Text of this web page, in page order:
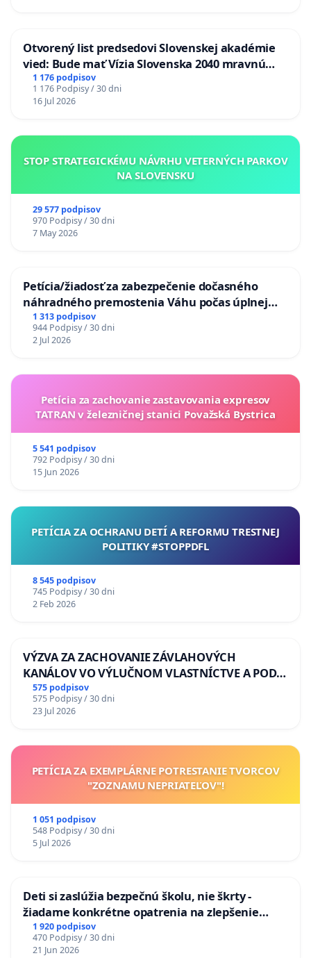
Otvorený list predsedovi Slovenskej akadémie
vied: Bude mať Vízia Slovenska 2040 mravnú
chrbticu?
1 176 podpisov
1 176 Podpisy / 30 dni
16 Jul 2026
STOP STRATEGICKÉMU NÁVRHU VETERNÝCH PARKOV
NA SLOVENSKU
29 577 podpisov
970 Podpisy / 30 dni
7 May 2026
Petícia/žiadosť za zabezpečenie dočasného
náhradného premostenia Váhu počas úplnej
uzávery Vážskeho mosta v Komárne
1 313 podpisov
944 Podpisy / 30 dni
2 Jul 2026
Petícia za zachovanie zastavovania expresov
TATRAN v železničnej stanici Považská Bystrica
5 541 podpisov
792 Podpisy / 30 dni
15 Jun 2026
PETÍCIA ZA OCHRANU DETÍ A REFORMU TRESTNEJ
POLITIKY #STOPPDFL
8 545 podpisov
745 Podpisy / 30 dni
2 Feb 2026
VÝZVA ZA ZACHOVANIE ZÁVLAHOVÝCH
KANÁLOV VO VÝLUČNOM VLASTNÍCTVE A POD
KONTROLOU SLOVENSKEJ REPUBLIKY & žiadosť
na riešenie zanedbaného stavu závlahových a
odvodňovacích kanálov na Slovensku
575 podpisov
575 Podpisy / 30 dni
23 Jul 2026
PETÍCIA ZA EXEMPLÁRNE POTRESTANIE TVORCOV
"ZOZNAMU NEPRIATEĽOV"!
1 051 podpisov
548 Podpisy / 30 dni
5 Jul 2026
Deti si zaslúžia bezpečnú školu, nie škrty -
žiadame konkrétne opatrenia na zlepšenie
situácie v školstve
1 920 podpisov
470 Podpisy / 30 dni
21 Jun 2026